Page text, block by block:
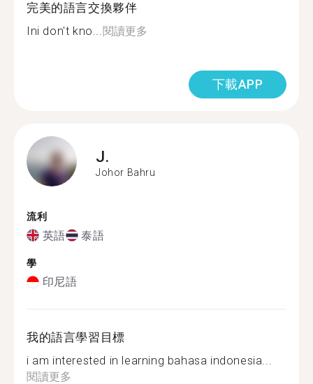
完美的語言交換夥伴
Ini don't kno...閱讀更多
下載APP
J.
Johor Bahru
流利
英語 泰語
學
印尼語
我的語言學習目標
i am interested in learning bahasa indonesia...
閱讀更多